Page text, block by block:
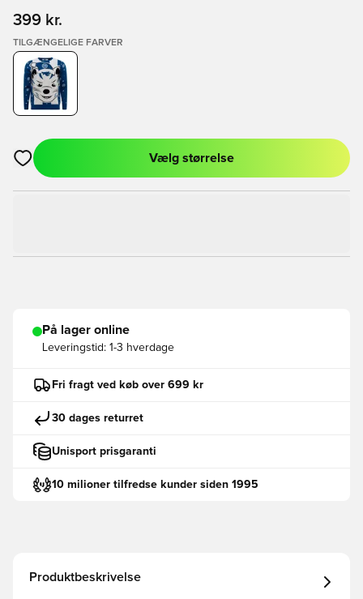
399 kr.
TILGÆNGELIGE FARVER
Åbner en Modal til at logge ind eller tilmelde dig som medlem
Vælg størrelse
På lager online
Leveringstid: 1-3 hverdage
Fri fragt ved køb over 699 kr
30 dages returret
Unisport prisgaranti
10 milioner tilfredse kunder siden 1995
Produktbeskrivelse